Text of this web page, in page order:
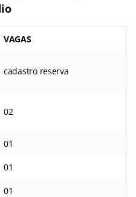
VAGAS
cadastro reserva
02
01
01
01